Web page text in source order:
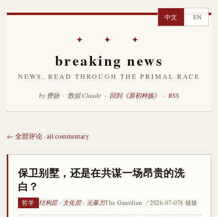
中文 EN
✦ ✦ ✦
breaking news
NEWS, READ THROUGH THE PRIMAL RACE
by 费扬 · 数据 Claude · 回到《原初种族》 · RSS
← 全部评论 · all commentary
保卫别墅，还是在共谋一场昂贵的洗
白？
哲学 结构层 · 文化层 · 元暴力The Guardian ↗2026-07-07§ 链接